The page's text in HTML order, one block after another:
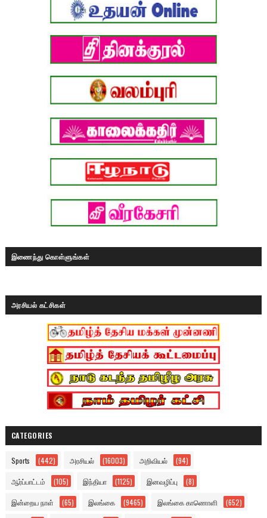
இணைந்து கொள்ளுங்கள்
அரசியல் கட்சிகள்
CATEGORIES
Sports (442) அரசியல் (16003) அறிவியல் (94)
ஆர்ப்பாட்டம் (105) இந்தியா (1125) இனவழிப்பு (8)
இன்றைய நாள் (65) இலங்கை (9465) இலங்கை காணொளி (652)